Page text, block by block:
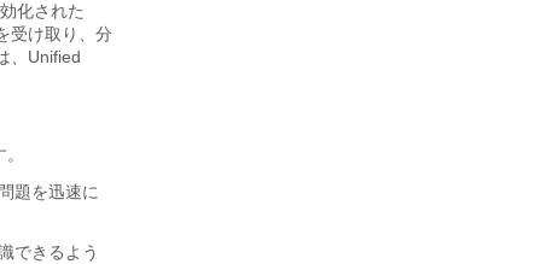
化された
受け取り、分
、Unified
題を迅速に
できるよう